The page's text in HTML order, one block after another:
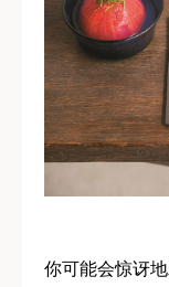
你可能会惊讶